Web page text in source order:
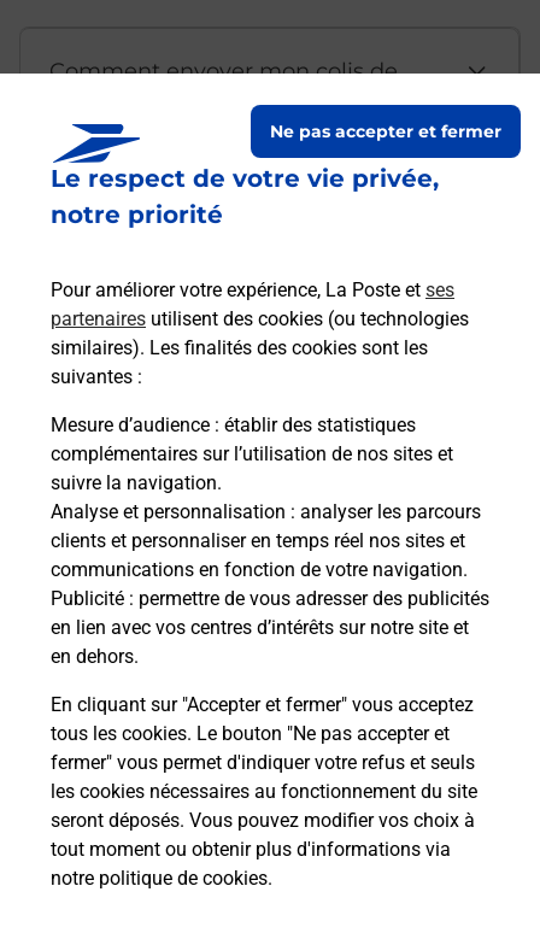
Le respect de votre vie privée,
notre priorité
Pour améliorer votre expérience, La Poste et ses
partenaires utilisent des cookies (ou technologies
similaires). Les finalités des cookies sont les
suivantes :
Mesure d’audience : établir des statistiques
complémentaires sur l’utilisation de nos sites et
suivre la navigation.
Analyse et personnalisation : analyser les parcours
clients et personnaliser en temps réel nos sites et
communications en fonction de votre navigation.
Publicité : permettre de vous adresser des publicités
en lien avec vos centres d’intérêts sur notre site et
en dehors.
En cliquant sur "Accepter et fermer" vous acceptez
tous les cookies. Le bouton "Ne pas accepter et
fermer" vous permet d'indiquer votre refus et seuls
les cookies nécessaires au fonctionnement du site
seront déposés. Vous pouvez modifier vos choix à
tout moment ou obtenir plus d'informations via
notre politique de cookies.
Ne pas accepter et fermer
Comment envoyer mon colis de
Est-il possible d’acheter un
emballage directement depuis un
Comment demander une
modification de livraison ?
Comment La Poste participe-t-elle
à votre sécurité au quotidien ?
Puis-je passer mon code de la route
avec La Poste et sous quelles
conditions ?
Localiser Liste Lozère CHATEAUNEUF DE RANDON